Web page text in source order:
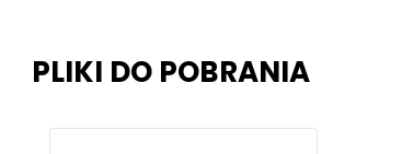
PLIKI DO POBRANIA